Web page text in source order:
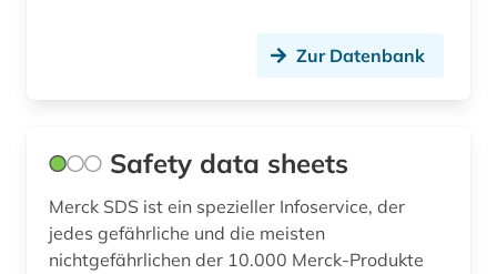
phytomedizin (medizin) (1)
phytopharmakon (1)
polymers (1)
Zur Datenbank
Safety data sheets
Merck SDS ist ein spezieller Infoservice, der
jedes gefährliche und die meisten
nichtgefährlichen der 10.000 Merck-Produkte